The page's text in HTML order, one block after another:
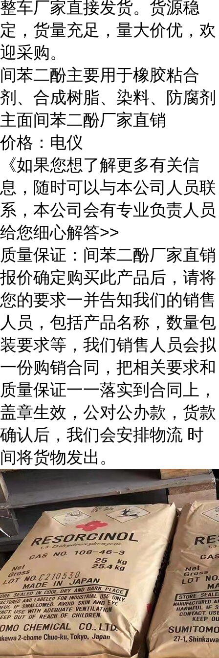
整车厂家直接发货。货源稳
定，货量充足，量大价优，欢
迎采购。
间苯二酚主要用于橡胶粘合
剂、合成树脂、染料、防腐剂
主面间苯二酚厂家直销
价格：电仪
《如果您想了解更多有关信
息，随时可以与本公司人员联
系，本公司会有专业负责人员
给您细心解答>>
质量保证：间苯二酚厂家直销
报价确定购买此产品后，请将
您的要求一并告知我们的销售
人员，包括产品名称，数量包
装要求等，我们销售人员会拟
一份购销合同，把相关要求和
质量保证一一落实到合同上，
盖章生效，公对公办款，货款
确认后，我们会安排物流 时
间将货物发出。